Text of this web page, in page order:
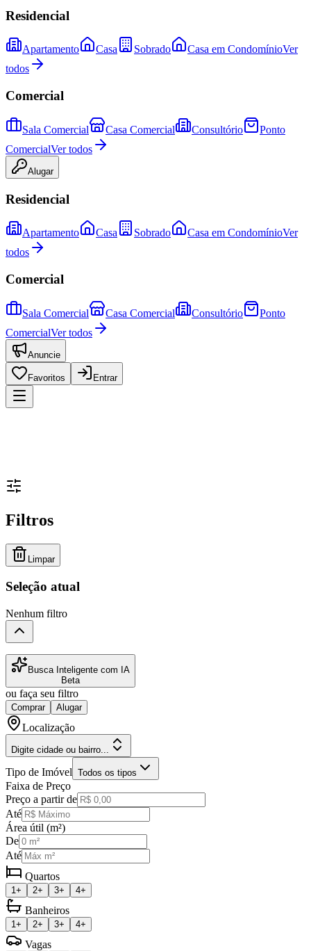
Residencial
Apartamento Casa Sobrado Casa em CondomínioVer
todos
Comercial
Sala Comercial Casa Comercial Consultório
Ponto
ComercialVer todos
Alugar
Residencial
Apartamento Casa Sobrado Casa em CondomínioVer
todos
Comercial
Sala Comercial Casa Comercial Consultório
Ponto
ComercialVer todos
Anuncie
Favoritos Entrar
Filtros
Limpar
Seleção atual
Nenhum filtro
Busca Inteligente com IA
Beta
ou faça seu filtro
Comprar Alugar
Localização
Digite cidade ou bairro...
Tipo de Imóvel Todos os tipos
Faixa de Preço
Preço a partir de
Até
Área útil (m²)
De
Até
Quartos
1+ 2+ 3+ 4+
Banheiros
1+ 2+ 3+ 4+
Vagas